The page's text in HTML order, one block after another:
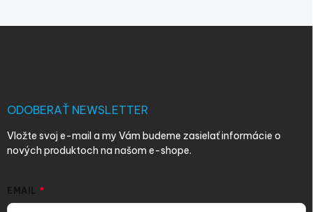
ODOBERAŤ NEWSLETTER
Vložte svoj e-mail a my Vám budeme zasielať informácie o
nových produktoch na našom e-shope.
EMAIL